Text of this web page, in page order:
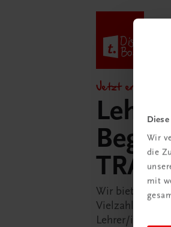
Wir
die
mit
Jetzt entdecken!
Wir bieten
Vielzahl an
Lehrer/in ein